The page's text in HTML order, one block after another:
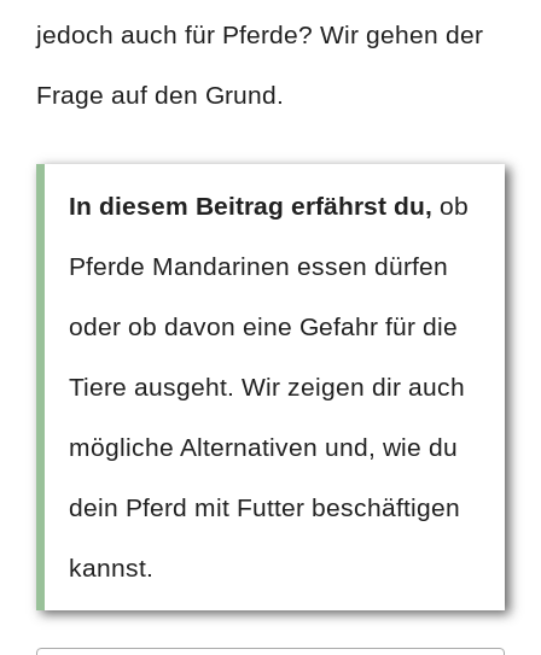
jedoch auch für Pferde? Wir gehen der
Frage auf den Grund.
In diesem Beitrag erfährst du, ob
Pferde Mandarinen essen dürfen
oder ob davon eine Gefahr für die
Tiere ausgeht. Wir zeigen dir auch
mögliche Alternativen und, wie du
dein Pferd mit Futter beschäftigen
kannst.